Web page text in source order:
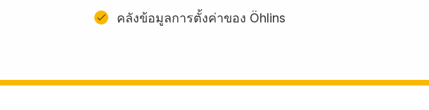
คลังข้อมูลการตั้งค่าของ Öhlins